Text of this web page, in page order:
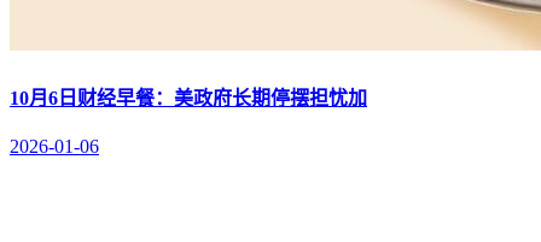
10月6日财经早餐：美政府长期停摆担忧加
2026-01-06